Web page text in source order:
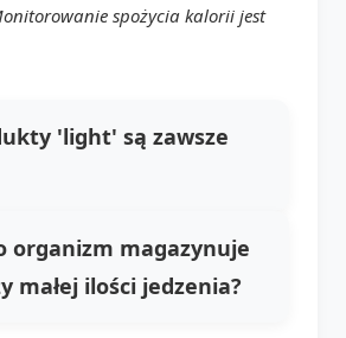
spożycia kalorii jest
'light' są zawsze
organizm magazynuje
małej ilości jedzenia?